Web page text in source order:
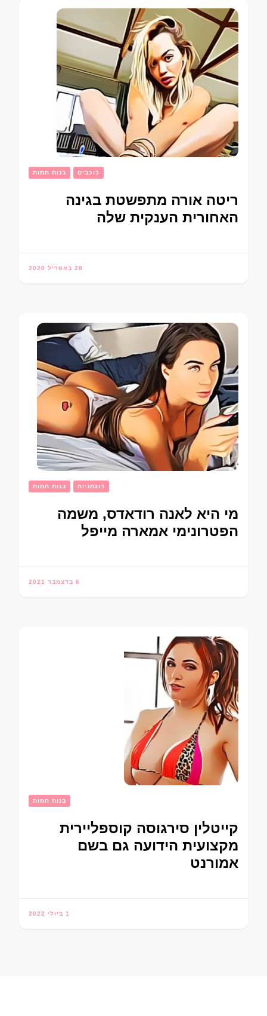
בנות חמות כוכבים
ריטה אורה מתפשטת בגינה
האחורית הענקית שלה
28 באפריל 2020
בנות חמות דוגמניות
מי היא לאנה רודאדס, משמה
הפטרונימי אמארה מייפל
6 בדצמבר 2021
בנות חמות
קייטלין סירגוסה קוספליירית
מקצועית הידועה גם בשם
אמורנט
1 ביולי 2022